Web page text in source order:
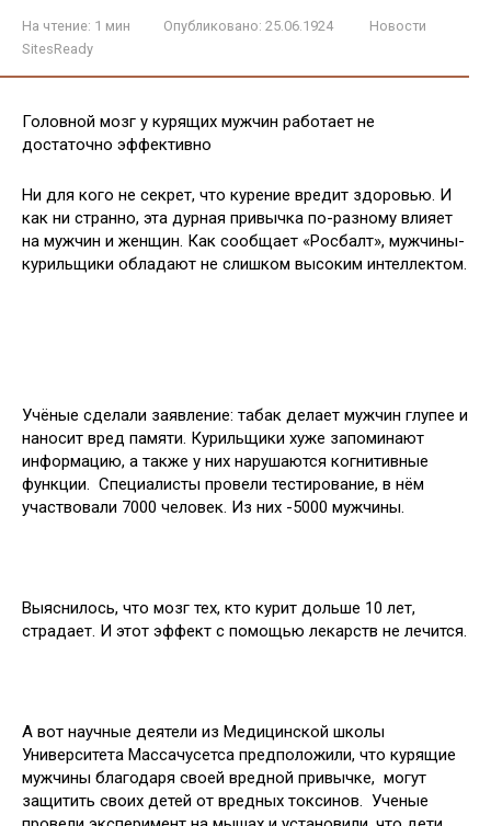
На чтение: 1 мин Опубликовано: 25.06.1924
Новости
SitesReady
Головной мозг у курящих мужчин работает не
достаточно эффективно
Ни для кого не секрет, что курение вредит здоровью. И
как ни странно, эта дурная привычка по-разному влияет
на мужчин и женщин. Как сообщает «Росбалт», мужчины-
курильщики обладают не слишком высоким интеллектом.
Учёные сделали заявление: табак делает мужчин глупее и
наносит вред памяти. Курильщики хуже запоминают
информацию, а также у них нарушаются когнитивные
функции. Специалисты провели тестирование, в нём
участвовали 7000 человек. Из них -5000 мужчины.
Выяснилось, что мозг тех, кто курит дольше 10 лет,
страдает. И этот эффект с помощью лекарств не лечится.
А вот научные деятели из Медицинской школы
Университета Массачусетса предположили, что курящие
мужчины благодаря своей вредной привычке, могут
защитить своих детей от вредных токсинов. Ученые